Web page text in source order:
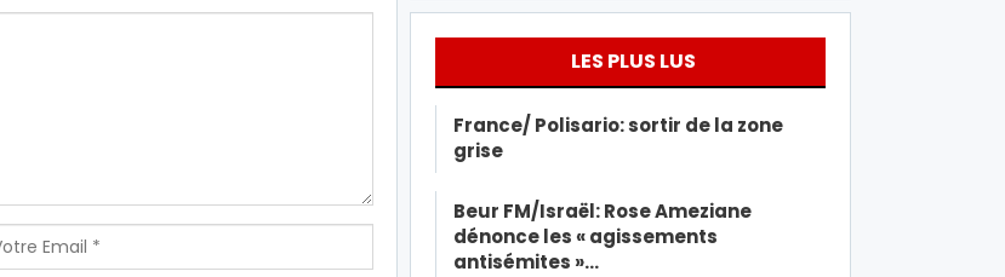
LES PLUS LUS
France/ Polisario: sortir de la zone
grise
Beur FM/Israël: Rose Ameziane
dénonce les « agissements
antisémites »…